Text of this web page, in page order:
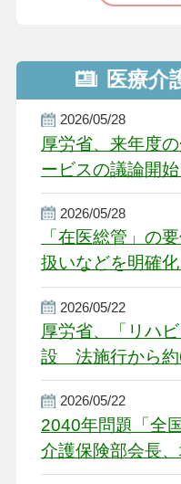
医療介
2026/05/28
厚労省、来年度
ービスの議論開
厳しい経営環境
2026/05/28
「在医総管」の
扱いなどを明確
2026/05/22
厚労省、「リハ
設 法施行から
2026/05/22
2040年問題「全
介護保険部会長
盤整備を促す